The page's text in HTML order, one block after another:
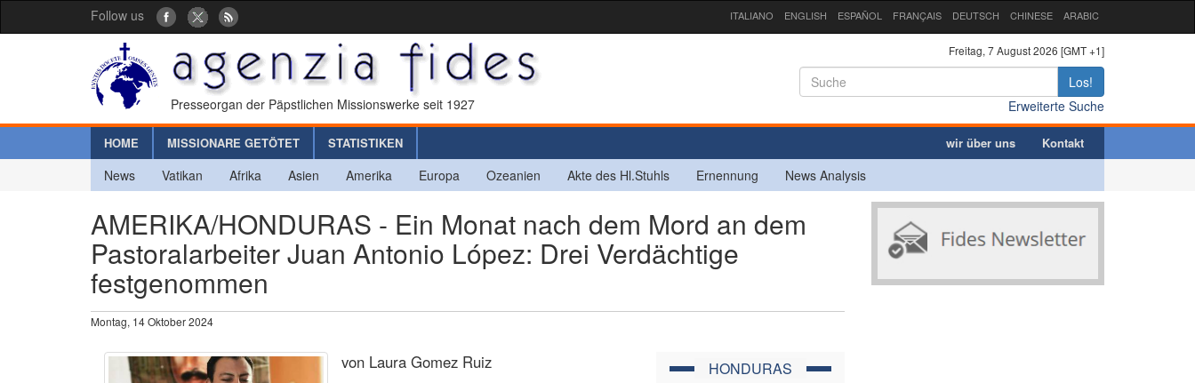
Follow us ITALIANO ENGLISH ESPAÑOL FRANÇAIS DEUTSCH CHINESE ARABIC
Presseorgan der Päpstlichen Missionswerke seit 1927
Freitag, 7 August 2026 [GMT +1]
Los!
Erweiterte Suche
HOME MISSIONARE GETÖTET STATISTIKEN wir über uns Kontakt
News Vatikan Afrika Asien Amerika Europa Ozeanien Akte des Hl.Stuhls Ernennung News Analysis
AMERIKA/HONDURAS - Ein Monat nach dem Mord an dem
Pastoralarbeiter Juan Antonio López: Drei Verdächtige
festgenommen
Montag, 14 Oktober 2024
HONDURAS
von Laura Gomez Ruiz